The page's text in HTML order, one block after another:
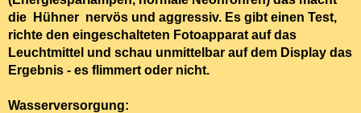
die Hühner nervös und aggressiv. Es gibt einen Test,
richte den eingeschalteten Fotoapparat auf das
Leuchtmittel und schau unmittelbar auf dem Display das
Ergebnis - es flimmert oder nicht.